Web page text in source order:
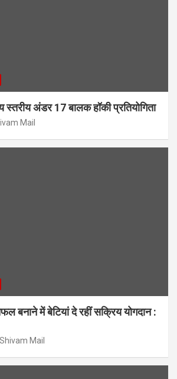
स्तरीय अंडर 17 बालक हॉकी प्रतियोगिता
Mail
बनाने में बेटियां दे रहीं सक्रिय योगदान :
Shivam Mail